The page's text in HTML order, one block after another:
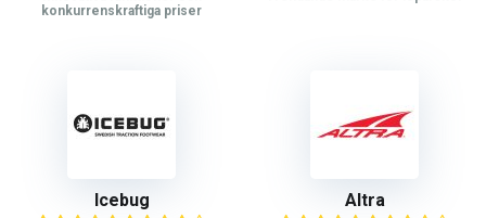
konkurrenskraftiga priser
Icebug Altra